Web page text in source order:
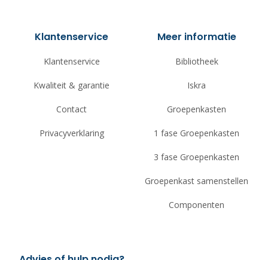
Klantenservice
Klantenservice
Kwaliteit & garantie
Contact
Privacyverklaring
Meer informatie
Bibliotheek
Iskra
Groepenkasten
1 fase Groepenkasten
3 fase Groepenkasten
Groepenkast samenstellen
Componenten